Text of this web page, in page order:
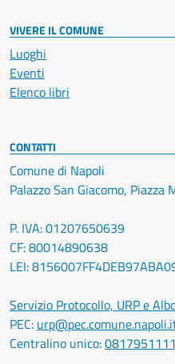
VIVERE IL COMUNE
Luoghi
Eventi
Elenco libri
CONTATTI
Comune di Napoli
Palazzo San Giacomo,
P. IVA: 01207650639
CF: 80014890638
LEI:
Servizio Protocollo, URP e
PEC:
Centralino unico:0817951111